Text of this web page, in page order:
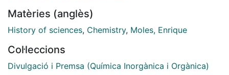
Matèries (anglès)
History of sciences, Chemistry, Moles, Enrique
Col·leccions
Divulgació i Premsa (Química Inorgànica i Orgànica)